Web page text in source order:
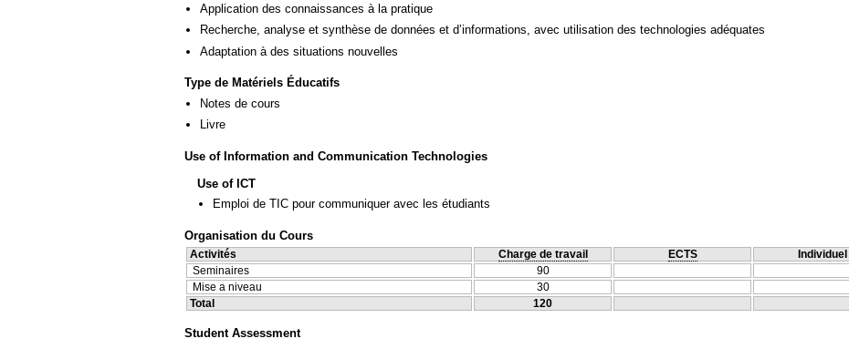
Application des connaissances à la pratique
Recherche, analyse et synthèse de données et d’informations, avec utilisation des technologies adéquates
Adaptation à des situations nouvelles
Type de Matériels Éducatifs
Notes de cours
Livre
Use of Information and Communication Technologies
Use of ICT
Emploi de TIC pour communiquer avec les étudiants
Organisation du Cours
Activités Charge de travail ECTS Individuel
Seminaires
90
Mise a niveau
30
Total
120
Student Assessment